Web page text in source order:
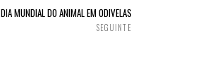
DIA MUNDIAL DO ANIMAL EM ODIVELAS
SEGUINTE